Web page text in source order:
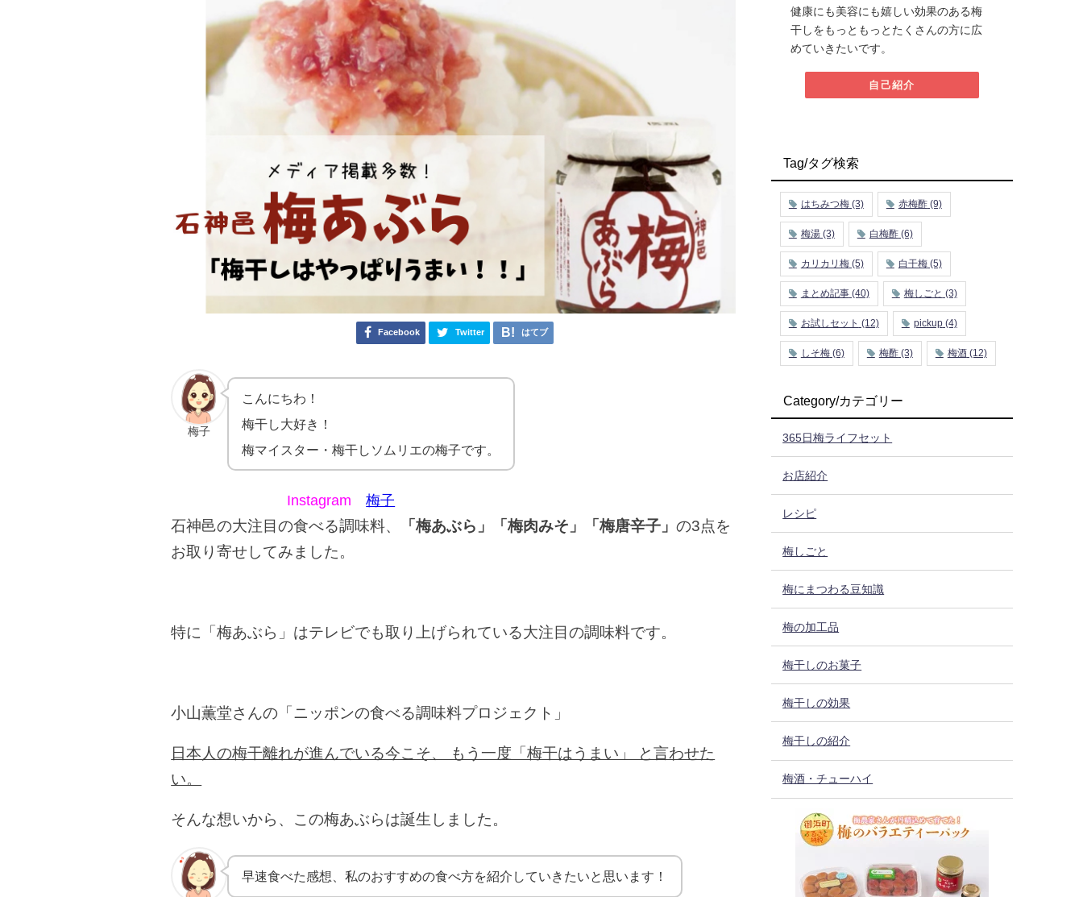
Facebook Twitter はてブ
梅子
こんにちわ！
梅干し大好き！
梅マイスター・梅干しソムリエの梅子です。
Instagram 梅子
石神邑の大注目の食べる調味料、 「梅あぶら」「梅肉みそ」「梅唐辛子」の3点を
お取り寄せしてみました。
特に「梅あぶら」はテレビでも取り上げられている大注目の調味料です。
小山薫堂さんの「ニッポンの食べる調味料プロジェクト」
日本人の梅干離れが進んでいる今こそ、 もう一度「梅干はうまい」 と言わせた
い。
そんな想いから、この梅あぶらは誕生しました。
早速食べた感想、私のおすすめの食べ方を紹介していきたいと思います！
健康にも美容にも嬉しい効果のある梅
干しをもっともっとたくさんの方に広
めていきたいです。
自己紹介
Tag/タグ検索
はちみつ梅(3) 赤梅酢(9)
梅湯(3) 白梅酢(6)
カリカリ梅(5) 白干梅(5)
まとめ記事(40) 梅しごと (3)
お試しセット (12) pickup(4)
しそ梅(6) 梅酢(3) 梅酒 (12)
Category/カテゴリー
365日梅ライフセット
お店紹介
レシピ
梅しごと
梅にまつわる豆知識
梅の加工品
梅干しのお菓子
梅干しの効果
梅干しの紹介
梅酒・チューハイ